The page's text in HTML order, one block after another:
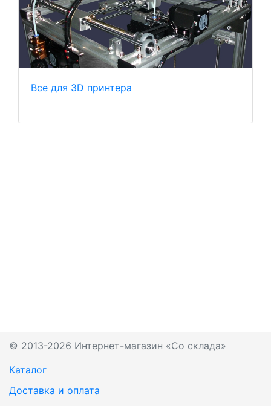
Все для 3D принтера
© 2013-2026 Интернет-магазин «Со склада»
Каталог
Доставка и оплата